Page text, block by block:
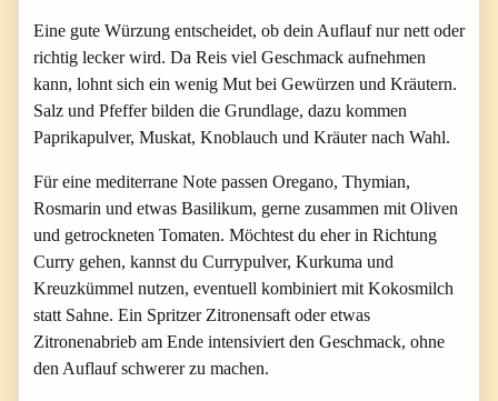
Eine gute Würzung entscheidet, ob dein Auflauf nur nett oder
richtig lecker wird. Da Reis viel Geschmack aufnehmen
kann, lohnt sich ein wenig Mut bei Gewürzen und Kräutern.
Salz und Pfeffer bilden die Grundlage, dazu kommen
Paprikapulver, Muskat, Knoblauch und Kräuter nach Wahl.
Für eine mediterrane Note passen Oregano, Thymian,
Rosmarin und etwas Basilikum, gerne zusammen mit Oliven
und getrockneten Tomaten. Möchtest du eher in Richtung
Curry gehen, kannst du Currypulver, Kurkuma und
Kreuzkümmel nutzen, eventuell kombiniert mit Kokosmilch
statt Sahne. Ein Spritzer Zitronensaft oder etwas
Zitronenabrieb am Ende intensiviert den Geschmack, ohne
den Auflauf schwerer zu machen.